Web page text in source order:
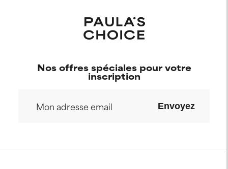
Nos offres spéciales pour votre
inscription
Envoyez